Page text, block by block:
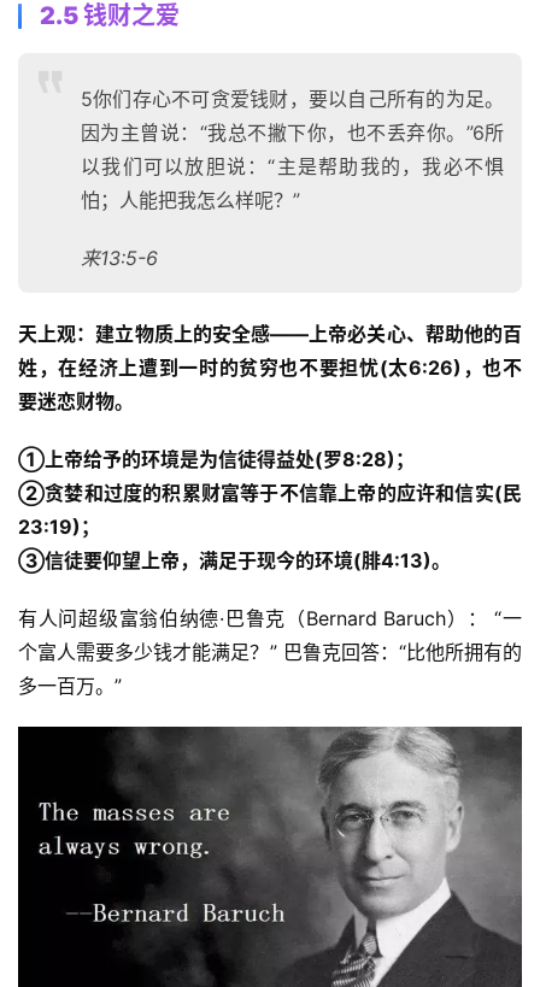
2.5 钱财之爱
5你们存心不可贪爱钱财，要以自己所有的为足。
因为主曾说：“我总不撇下你，也不丢弃你。”6所
以我们可以放胆说：“主是帮助我的，我必不惧
怕；人能把我怎么样呢？”
来13:5-6
天上观：建立物质上的安全感——上帝必关心、帮助他的百
姓，在经济上遭到一时的贫穷也不要担忧(太6:26)，也不
要迷恋财物。
①上帝给予的环境是为信徒得益处(罗8:28)；
②贪婪和过度的积累财富等于不信靠上帝的应许和信实(民
23:19)；
③信徒要仰望上帝，满足于现今的环境(腓4:13)。
有人问超级富翁伯纳德·巴鲁克（Bernard Baruch）： “一
个富人需要多少钱才能满足？” 巴鲁克回答：“比他所拥有的
多一百万。”